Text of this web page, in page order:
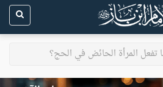
تفعل المرأة الحائض في الحج؟